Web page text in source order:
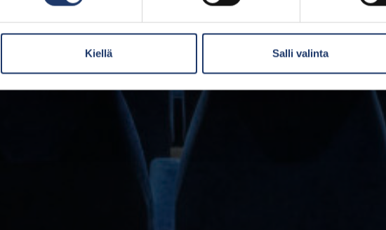
Kiellä Salli valinta